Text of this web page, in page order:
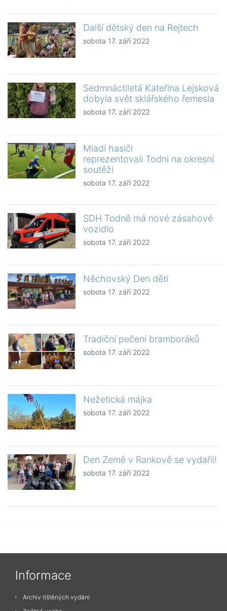
Další dětský den na Rejtech
sobota 17. září 2022
Sedmnáctiletá Kateřina Lejsková
dobyla svět sklářského řemesla
sobota 17. září 2022
Mladí hasiči
reprezentovali Todni na okresní
soutěži
sobota 17. září 2022
SDH Todně má nové zásahové
vozidlo
sobota 17. září 2022
Něchovský Den dětí
sobota 17. září 2022
Tradiční pečení bramboráků
sobota 17. září 2022
Nežetická májka
sobota 17. září 2022
Den Země v Rankově se vydařil!
sobota 17. září 2022
Informace
Archiv tištěných vydání